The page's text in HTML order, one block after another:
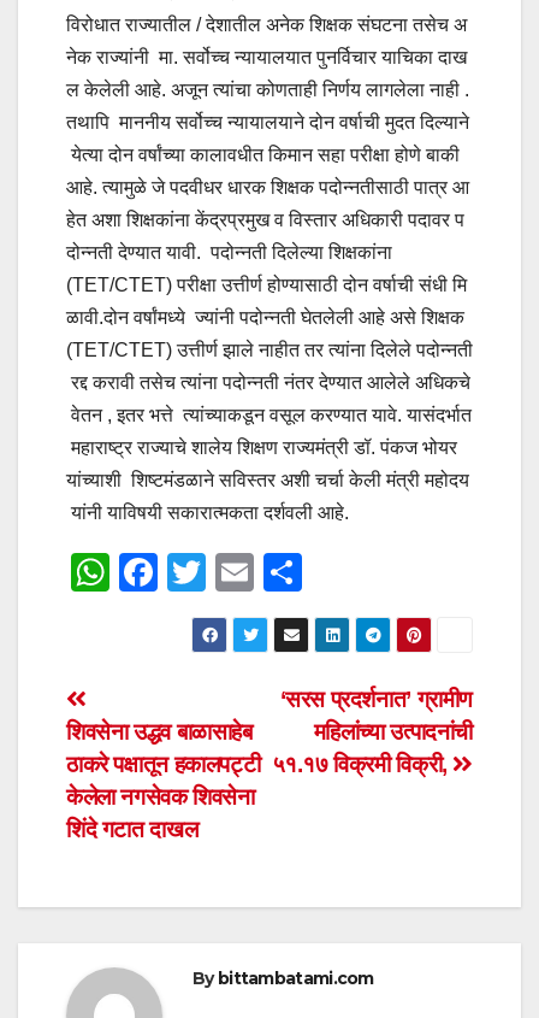
विरोधात राज्यातील / देशातील अनेक शिक्षक संघटना तसेच अ
नेक राज्यांनी मा. सर्वोच्च न्यायालयात पुनर्विचार याचिका दाख
ल केलेली आहे. अजून त्यांचा कोणताही निर्णय लागलेला नाही .
तथापि माननीय सर्वोच्च न्यायालयाने दोन वर्षाची मुदत दिल्याने
येत्या दोन वर्षांच्या कालावधीत किमान सहा परीक्षा होणे बाकी
आहे. त्यामुळे जे पदवीधर धारक शिक्षक पदोन्नतीसाठी पात्र आ
हेत अशा शिक्षकांना केंद्रप्रमुख व विस्तार अधिकारी पदावर प
दोन्नती देण्यात यावी. पदोन्नती दिलेल्या शिक्षकांना
(TET/CTET) परीक्षा उत्तीर्ण होण्यासाठी दोन वर्षाची संधी मि
ळावी.दोन वर्षांमध्ये ज्यांनी पदोन्नती घेतलेली आहे असे शिक्षक
(TET/CTET) उत्तीर्ण झाले नाहीत तर त्यांना दिलेले पदोन्नती
रद्द करावी तसेच त्यांना पदोन्नती नंतर देण्यात आलेले अधिकचे
वेतन , इतर भत्ते त्यांच्याकडून वसूल करण्यात यावे. यासंदर्भात
महाराष्ट्र राज्याचे शालेय शिक्षण राज्यमंत्री डॉ. पंकज भोयर
यांच्याशी शिष्टमंडळाने सविस्तर अशी चर्चा केली मंत्री महोदय
यांनी याविषयी सकारात्मकता दर्शवली आहे.
W
A
p
p
F
b
o
o
k
T
wi
tt
E
m
ail
h
ar
e
Post
navigation
‘सरस प्रदर्शनात’ ग्रामीण
महिलांच्या उत्पादनांची
५१.१७ विक्रमी विक्री,
शिवसेना उद्धव बाळासाहेब
ठाकरे पक्षातून हकालपट्टी
केलेला नगसेवक शिवसेना
शिंदे गटात दाखल
Bybittambatami.com